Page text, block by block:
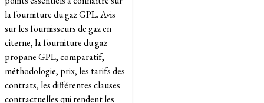
la fourniture du gaz GPL. Avis
sur les fournisseurs de gaz en
citerne, la fourniture du gaz
propane GPL, comparatif,
méthodologie, prix, les tarifs des
contrats, les différentes clauses
contractuelles qui rendent les